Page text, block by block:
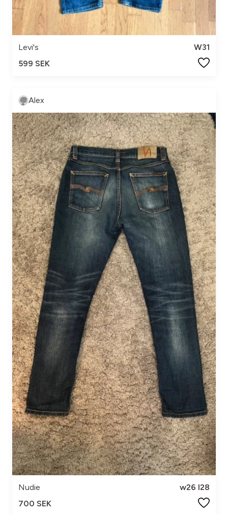
Levi's
W31
599 SEK
Alex
Nudie
w26 l28
700 SEK